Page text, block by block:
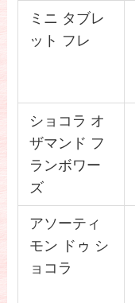
ミニ タブレ
ット フレ
ショコラ オ
ザマンド フ
ランボワー
ズ
アソーティ
モン ドゥ シ
ョコラ